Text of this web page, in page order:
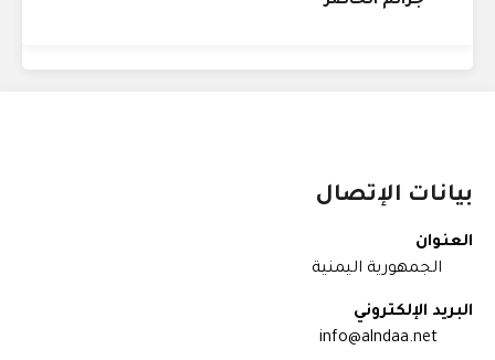
بيانات الإتصال
العنوان
الجمهورية اليمنية
البريد الإلكتروني
info@alndaa.net